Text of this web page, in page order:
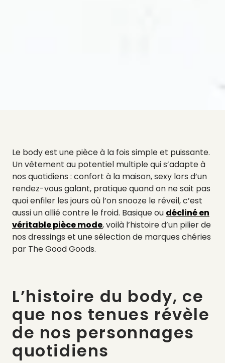
Le body est une pièce à la fois simple et puissante.
Un vêtement au potentiel multiple qui s’adapte à
nos quotidiens : confort à la maison, sexy lors d’un
rendez-vous galant, pratique quand on ne sait pas
quoi enfiler les jours où l’on snooze le réveil, c’est
aussi un allié contre le froid. Basique ou décliné en
véritable pièce mode, voilà l’histoire d’un pilier de
nos dressings et une sélection de marques chéries
par The Good Goods.
L’histoire du body, ce
que nos tenues révèle
de nos personnages
quotidiens